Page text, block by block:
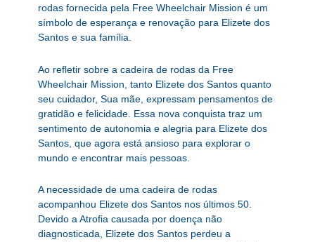
rodas fornecida pela Free Wheelchair Mission é um
símbolo de esperança e renovação para Elizete dos
Santos e sua família.
Ao refletir sobre a cadeira de rodas da Free
Wheelchair Mission, tanto Elizete dos Santos quanto
seu cuidador, Sua mãe, expressam pensamentos de
gratidão e felicidade. Essa nova conquista traz um
sentimento de autonomia e alegria para Elizete dos
Santos, que agora está ansioso para explorar o
mundo e encontrar mais pessoas.
A necessidade de uma cadeira de rodas
acompanhou Elizete dos Santos nos últimos 50.
Devido a Atrofia causada por doença não
diagnosticada, Elizete dos Santos perdeu a